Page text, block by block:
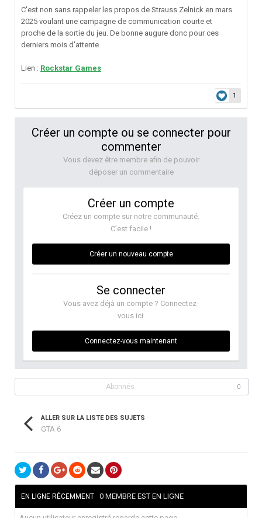
C'est non sans rappeler les propos de Strauss Zelnick en mars
2025 voulant une campagne de communication courte et
proche de la sortie du jeu. De bonne augure donc pour ces
derniers mois d'attente.
Lien : Rockstar Games
1
Créer un compte ou se connecter pour
commenter
Vous devez être membre afin de pouvoir
déposer un commentaire
Créer un compte
Créez un compte sur notre communauté.
C’est facile !
Créer un nouveau compte
Se connecter
Vous avez déjà un compte ? Connectez-
vous ici.
Connectez-vous maintenant
Abonnés 0
ALLER SUR LA LISTE DES SUJETS
GTA 6
EN LIGNE RÉCEMMENT 0 MEMBRE EST EN LIGNE